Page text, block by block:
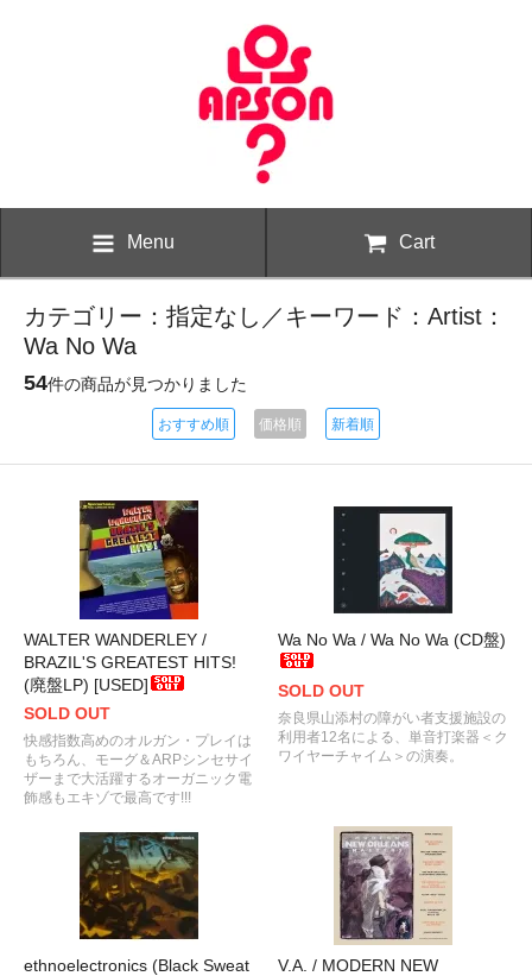
Menu Cart
カテゴリー：指定なし／キーワード：Artist：
Wa No Wa
54件の商品が見つかりました
おすすめ順 価格順 新着順
WALTER WANDERLEY /
BRAZIL'S GREATEST HITS!
(廃盤LP) [USED]
SOLD OUT
快感指数高めのオルガン・プレイは
もちろん、モーグ＆ARPシンセサイ
ザーまで大活躍するオーガニック電
飾感もエキゾで最高です!!!
Wa No Wa / Wa No Wa (CD盤)
SOLD OUT
奈良県山添村の障がい者支援施設の
利用者12名による、単音打楽器＜ク
ワイヤーチャイム＞の演奏。
ethnoelectronics (Black Sweat
V.A. / MODERN NEW